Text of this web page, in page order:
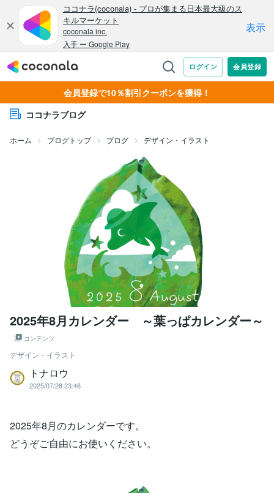
会員登録で10％割引クーポンを獲得！
ココナラブログ
ホーム ブログトップ ブログ デザイン・イラスト
2025年8月カレンダー ～葉っぱカレンダー～
コンテンツ
デザイン・イラスト
トナロウ
2025/07/28 23:46
2025年8月のカレンダーです。
どうぞご自由にお使いください。